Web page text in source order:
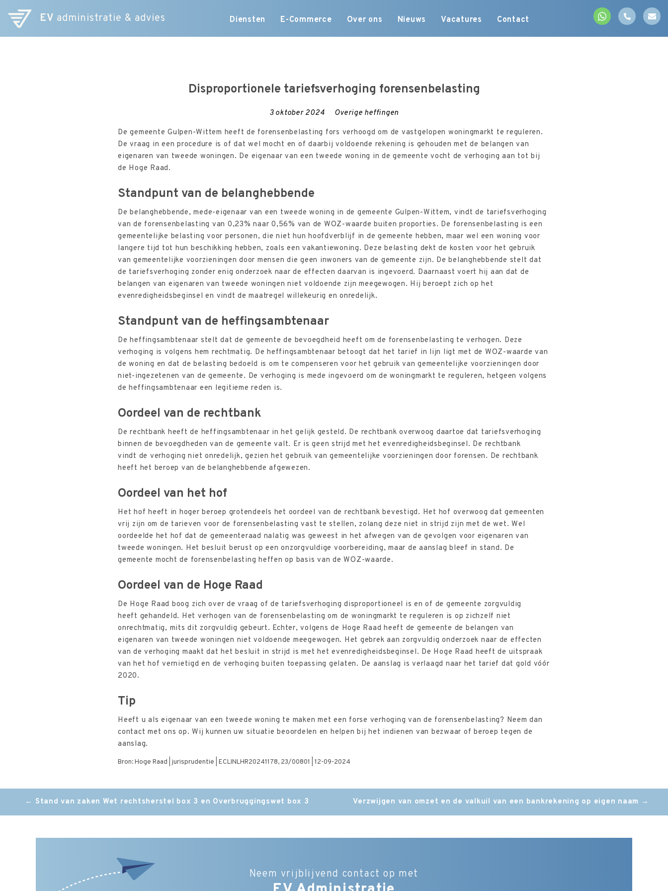
EV administratie & advies
Skip
content
Diensten E-Commerce Over ons Nieuws Vacatures Contact
Disproportionele tariefsverhoging forensenbelasting
3 oktober 2024 Overige heffingen
De gemeente Gulpen-Wittem heeft de forensenbelasting fors verhoogd om de vastgelopen woningmarkt te reguleren.
De vraag in een procedure is of dat wel mocht en of daarbij voldoende rekening is gehouden met de belangen van
eigenaren van tweede woningen. De eigenaar van een tweede woning in de gemeente vocht de verhoging aan tot bij
de Hoge Raad.
Standpunt van de belanghebbende
De belanghebbende, mede-eigenaar van een tweede woning in de gemeente Gulpen-Wittem, vindt de tariefsverhoging
van de forensenbelasting van 0,23% naar 0,56% van de WOZ-waarde buiten proporties. De forensenbelasting is een
gemeentelijke belasting voor personen, die niet hun hoofdverblijf in de gemeente hebben, maar wel een woning voor
langere tijd tot hun beschikking hebben, zoals een vakantiewoning. Deze belasting dekt de kosten voor het gebruik
van gemeentelijke voorzieningen door mensen die geen inwoners van de gemeente zijn. De belanghebbende stelt dat
de tariefsverhoging zonder enig onderzoek naar de effecten daarvan is ingevoerd. Daarnaast voert hij aan dat de
belangen van eigenaren van tweede woningen niet voldoende zijn meegewogen. Hij beroept zich op het
evenredigheidsbeginsel en vindt de maatregel willekeurig en onredelijk.
Standpunt van de heffingsambtenaar
De heffingsambtenaar stelt dat de gemeente de bevoegdheid heeft om de forensenbelasting te verhogen. Deze
verhoging is volgens hem rechtmatig. De heffingsambtenaar betoogt dat het tarief in lijn ligt met de WOZ-waarde van
de woning en dat de belasting bedoeld is om te compenseren voor het gebruik van gemeentelijke voorzieningen door
niet-ingezetenen van de gemeente. De verhoging is mede ingevoerd om de woningmarkt te reguleren, hetgeen volgens
de heffingsambtenaar een legitieme reden is.
Oordeel van de rechtbank
De rechtbank heeft de heffingsambtenaar in het gelijk gesteld. De rechtbank overwoog daartoe dat tariefsverhoging
binnen de bevoegdheden van de gemeente valt. Er is geen strijd met het evenredigheidsbeginsel. De rechtbank
vindt de verhoging niet onredelijk, gezien het gebruik van gemeentelijke voorzieningen door forensen. De rechtbank
heeft het beroep van de belanghebbende afgewezen.
Oordeel van het hof
Het hof heeft in hoger beroep grotendeels het oordeel van de rechtbank bevestigd. Het hof overwoog dat gemeenten
vrij zijn om de tarieven voor de forensenbelasting vast te stellen, zolang deze niet in strijd zijn met de wet. Wel
oordeelde het hof dat de gemeenteraad nalatig was geweest in het afwegen van de gevolgen voor eigenaren van
tweede woningen. Het besluit berust op een onzorgvuldige voorbereiding, maar de aanslag bleef in stand. De
gemeente mocht de forensenbelasting heffen op basis van de WOZ-waarde.
Oordeel van de Hoge Raad
De Hoge Raad boog zich over de vraag of de tariefsverhoging disproportioneel is en of de gemeente zorgvuldig
heeft gehandeld. Het verhogen van de forensenbelasting om de woningmarkt te reguleren is op zichzelf niet
onrechtmatig, mits dit zorgvuldig gebeurt. Echter, volgens de Hoge Raad heeft de gemeente de belangen van
eigenaren van tweede woningen niet voldoende meegewogen. Het gebrek aan zorgvuldig onderzoek naar de effecten
van de verhoging maakt dat het besluit in strijd is met het evenredigheidsbeginsel. De Hoge Raad heeft de uitspraak
van het hof vernietigd en de verhoging buiten toepassing gelaten. De aanslag is verlaagd naar het tarief dat gold vóór
2020.
Tip
Heeft u als eigenaar van een tweede woning te maken met een forse verhoging van de forensenbelasting? Neem dan
contact met ons op. Wij kunnen uw situatie beoordelen en helpen bij het indienen van bezwaar of beroep tegen de
aanslag.
Bron: Hoge Raad | jurisprudentie | ECLINLHR20241178, 23/00801 | 12-09-2024
Post
navigation
← Stand van zaken Wet rechtsherstel box 3 en Overbruggingswet box 3 Verzwijgen van omzet en de valkuil van een bankrekening op eigen naam →
Neem vrijblijvend contact op met